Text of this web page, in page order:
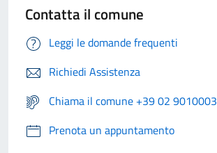
Contatta il comune
Leggi le domande frequenti
Richiedi Assistenza
Chiama il comune +39 02 9010003
Prenota un appuntamento